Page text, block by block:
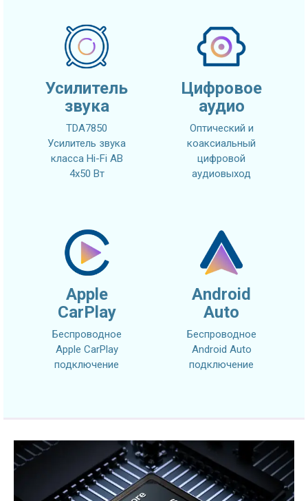
Усилитель
звука
TDA7850
Усилитель звука
класса Hi-Fi AB
4x50 Вт
Цифровое
аудио
Оптический и
коаксиальный
цифровой
аудиовыход
Apple
CarPlay
Беспроводное
Apple CarPlay
подключение
Android
Auto
Беспроводное
Android Auto
подключение